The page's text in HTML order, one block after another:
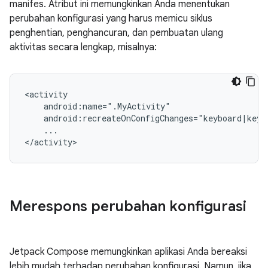
manifes. Atribut ini memungkinkan Anda menentukan
perubahan konfigurasi yang harus memicu siklus
penghentian, penghancuran, dan pembuatan ulang
aktivitas secara lengkap, misalnya:
...
Merespons perubahan konfigurasi
Jetpack Compose memungkinkan aplikasi Anda bereaksi